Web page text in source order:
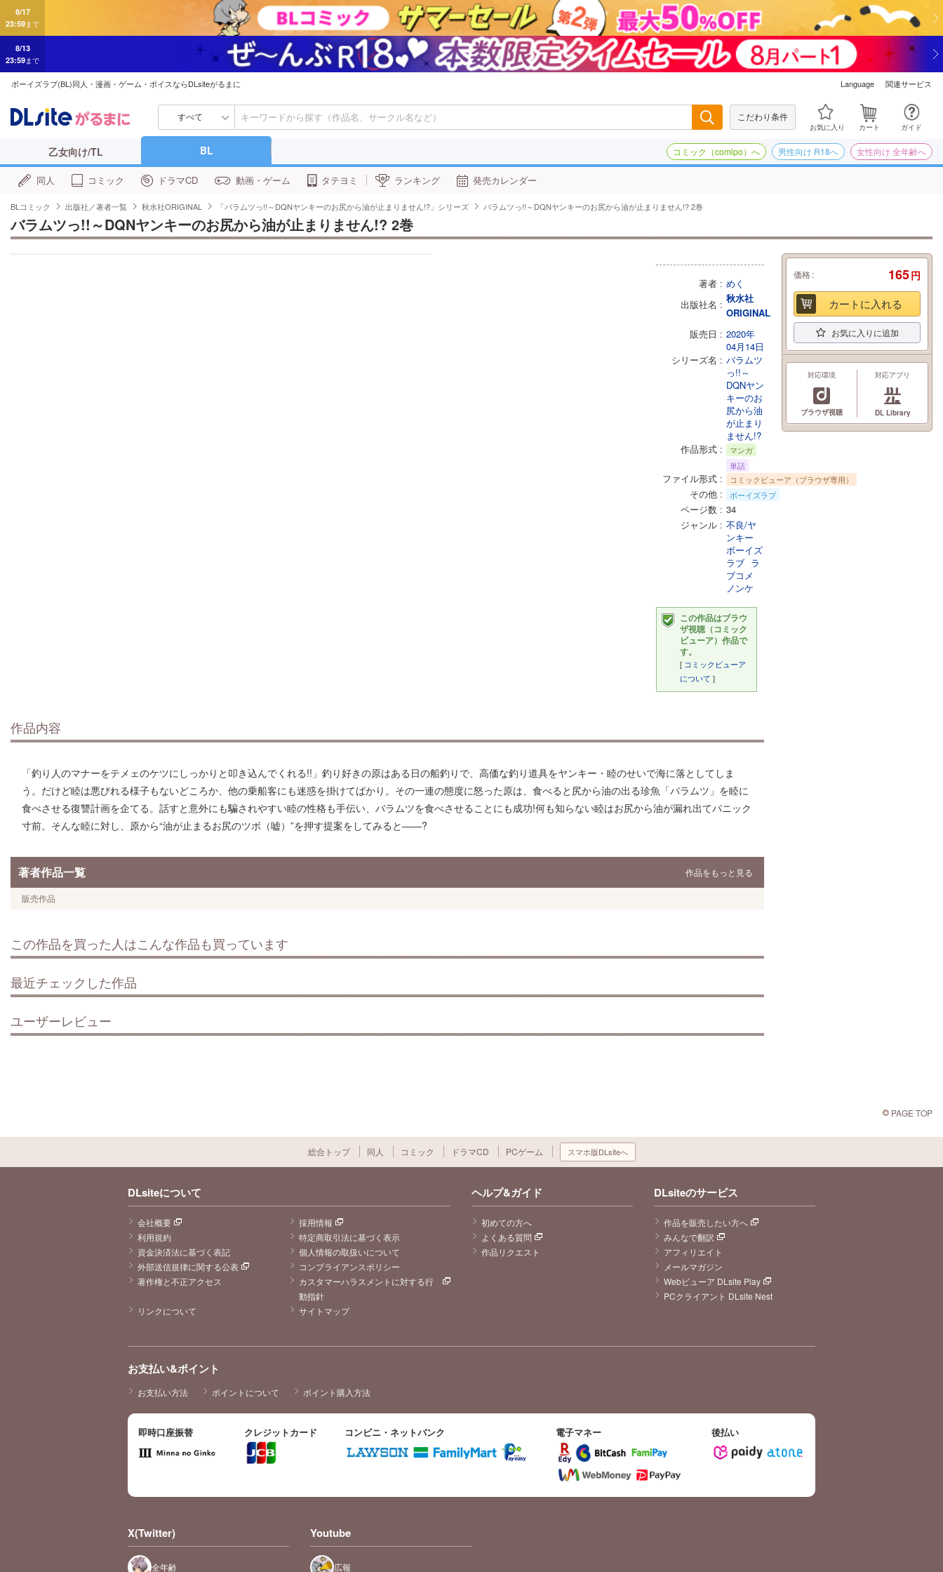
8/17
23:59まで
8/13
23:59まで
ボーイズラブ(BL)同人・漫画・ゲーム・ボイスならDLsiteがるまに Language 関連サービス
すべて こだわり条件
お気に入り カート ガイド
乙女向け/TL BL コミック（comipo）へ 男性向け R18へ 女性向け 全年齢へ
同人 コミック ドラマCD 動画・ゲーム タテヨミ ランキング 発売カレンダー
BLコミック 出版社／著者一覧 秋水社ORIGINAL 「バラムツっ!!～DQNヤンキーのお尻から油が止まりません!?」シリーズ バラムツっ!!～DQNヤンキーのお尻から油が止まりません!? 2巻
バラムツっ!!～DQNヤンキーのお尻から油が止まりません!? 2巻
著者
めく
出版社名
秋水社
ORIGINAL
販売日
2020年
04月14日
シリーズ名
バラムツ
っ!!～
DQNヤン
キーのお
尻から油
が止まり
ません!?
作品形式
マンガ
単話
ファイル形式 コミックビューア（ブラウザ専用）
その他 ボーイズラブ
ページ数
34
ジャンル
不良/ヤ
ンキー
ボーイズ
ラブ ラ
ブコメ
ノンケ
この作品はブラウ
ザ視聴（コミック
ビューア）作品で
す。
[ コミックビューア
について ]
作品内容
「釣り人のマナーをテメェのケツにしっかりと叩き込んでくれる!!」釣り好きの原はある日の船釣りで、高価な釣り道具をヤンキー・睦のせいで海に落としてしま
う。だけど睦は悪びれる様子もないどころか、他の乗船客にも迷惑を掛けてばかり。その一連の態度に怒った原は、食べると尻から油の出る珍魚「バラムツ」を睦に
食べさせる復讐計画を企てる。話すと意外にも騙されやすい睦の性格も手伝い、バラムツを食べさせることにも成功!何も知らない睦はお尻から油が漏れ出てパニック
寸前。そんな睦に対し、原から“油が止まるお尻のツボ（嘘）”を押す提案をしてみると――?
著者作品一覧 作品をもっと見る
販売作品
この作品を買った人はこんな作品も買っています
最近チェックした作品
ユーザーレビュー
価格 165円
カートに入れる
お気に入りに追加
対応環境
ブラウザ視聴
対応アプリ
DL Library
PAGE TOP
総合トップ 同人 コミック ドラマCD PCゲーム スマホ版DLsiteへ
DLsiteについて
会社概要
採用情報
利用規約
特定商取引法に基づく表示
資金決済法に基づく表記
個人情報の取扱いについて
外部送信規律に関する公表
コンプライアンスポリシー
著作権と不正アクセス
カスタマーハラスメントに対する行
動指針
リンクについて
サイトマップ
ヘルプ&ガイド
初めての方へ
よくある質問
作品リクエスト
DLsiteのサービス
作品を販売したい方へ
みんなで翻訳
アフィリエイト
メールマガジン
Webビューア DLsite Play
PCクライアント DLsite Nest
お支払い&ポイント
お支払い方法 ポイントについて ポイント購入方法
即時口座振替 クレジットカード コンビニ・ネットバンク 電子マネー 後払い
X(Twitter)
全年齢
Youtube
広報